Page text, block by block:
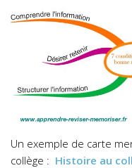
Un exemple de carte
collège : Histoire au